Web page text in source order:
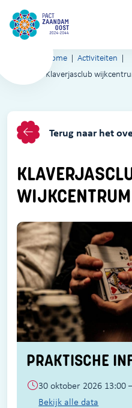
Home
Activiteiten
Klaverjasclub
Terug naar het
PRAKTISCHE
30 oktober 2026 13:00
Bekijk alle data